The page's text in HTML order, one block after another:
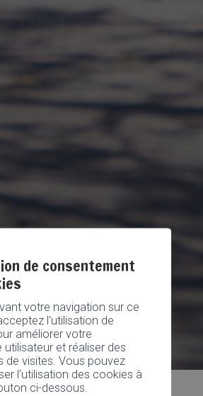
de consentement
votre navigation sur ce
l'utilisation de
améliorer votre
utilisateur et réaliser des
de visites. Vous pouvez
l'utilisation des cookies à
ci-dessous.